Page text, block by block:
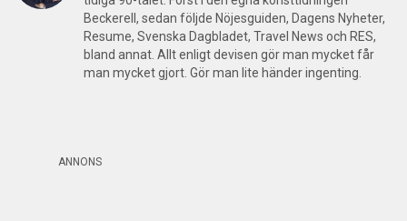
Beckerell, sedan följde Nöjesguiden, Dagens Nyheter,
Resume, Svenska Dagbladet, Travel News och RES,
bland annat. Allt enligt devisen gör man mycket får
man mycket gjort. Gör man lite händer ingenting.
ANNONS